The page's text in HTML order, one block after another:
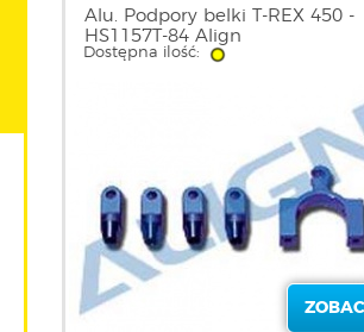
Alu. Podpory belki T-REX 450 -
HS1157T-84 Align
Dostępna ilość: